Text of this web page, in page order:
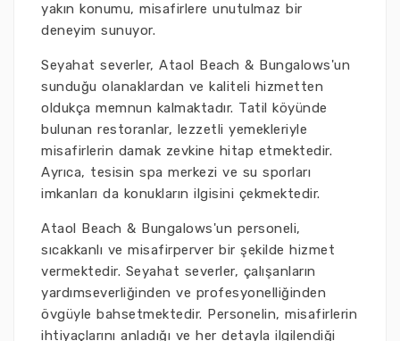
yakın konumu, misafirlere unutulmaz bir
deneyim sunuyor.
Seyahat severler, Ataol Beach & Bungalows'un
sunduğu olanaklardan ve kaliteli hizmetten
oldukça memnun kalmaktadır. Tatil köyünde
bulunan restoranlar, lezzetli yemekleriyle
misafirlerin damak zevkine hitap etmektedir.
Ayrıca, tesisin spa merkezi ve su sporları
imkanları da konukların ilgisini çekmektedir.
Ataol Beach & Bungalows'un personeli,
sıcakkanlı ve misafirperver bir şekilde hizmet
vermektedir. Seyahat severler, çalışanların
yardımseverliğinden ve profesyonelliğinden
övgüyle bahsetmektedir. Personelin, misafirlerin
ihtiyaçlarını anladığı ve her detayla ilgilendiği